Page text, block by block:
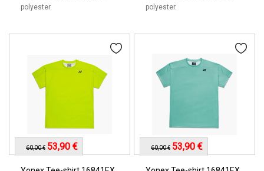
polyester.
polyester.
60,00 € 53,90 € 60,00 € 53,90 €